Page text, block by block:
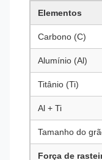
Elementos
Carbono (C)
Alumínio (Al)
Titânio (Ti)
Al + Ti
Tamanho do
Força de